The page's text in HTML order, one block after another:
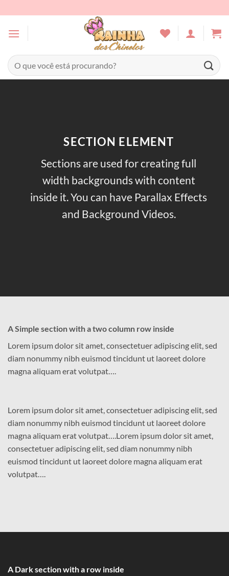
to
content
Pesquisar
por:
SECTION ELEMENT
Sections are used for creating full
width backgrounds with content
inside it. You can have Parallax Effects
and Background Videos.
A Simple section with a two column row inside
Lorem ipsum dolor sit amet, consectetuer adipiscing elit, sed
diam nonummy nibh euismod tincidunt ut laoreet dolore
magna aliquam erat volutpat….
Lorem ipsum dolor sit amet, consectetuer adipiscing elit, sed
diam nonummy nibh euismod tincidunt ut laoreet dolore
magna aliquam erat volutpat….Lorem ipsum dolor sit amet,
consectetuer adipiscing elit, sed diam nonummy nibh
euismod tincidunt ut laoreet dolore magna aliquam erat
volutpat….
A Dark section with a row inside